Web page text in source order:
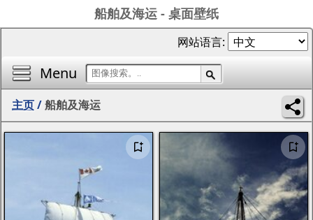
船舶及海运 - 桌面壁纸
Menu
网站语言:
主页/船舶及海运